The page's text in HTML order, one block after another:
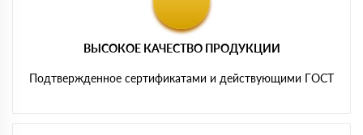
ВЫСОКОЕ КАЧЕСТВО ПРОДУКЦИИ
Подтвержденное сертификатами и действующими ГОСТ